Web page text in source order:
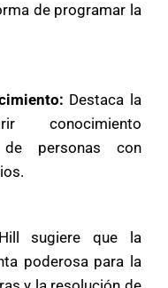
de programar la
Destaca la
conocimiento
de personas con
sugiere que la
poderosa para la